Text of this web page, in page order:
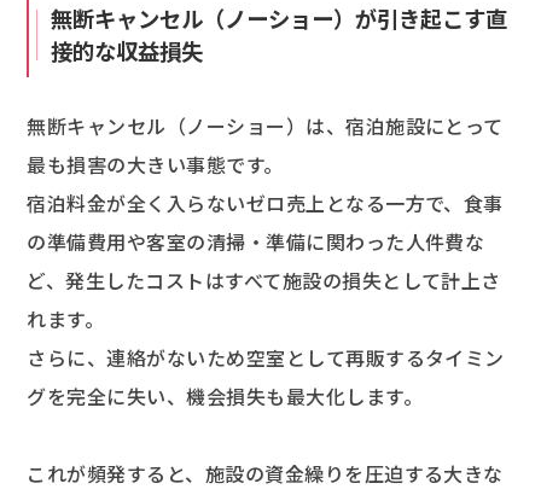
無断キャンセル（ノーショー）が引き起こす直
接的な収益損失
無断キャンセル（ノーショー）は、宿泊施設にとって
最も損害の大きい事態です。
宿泊料金が全く入らないゼロ売上となる一方で、食事
の準備費用や客室の清掃・準備に関わった人件費な
ど、発生したコストはすべて施設の損失として計上さ
れます。
さらに、連絡がないため空室として再販するタイミン
グを完全に失い、機会損失も最大化します。
これが頻発すると、施設の資金繰りを圧迫する大きな